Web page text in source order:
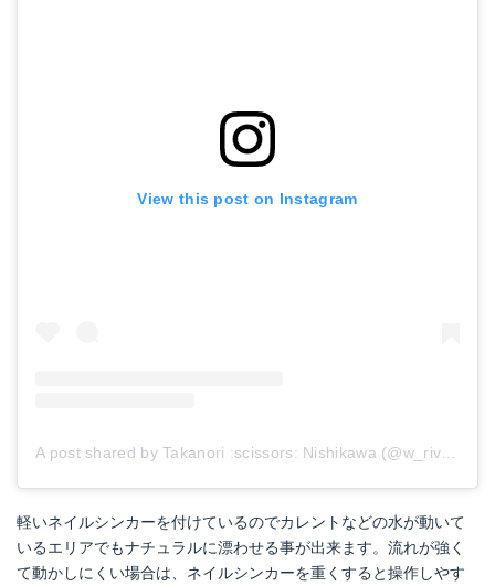
View this post on Instagram
A post shared by Takanori :scissors:︎ Nishikawa (@w_riverxx)
軽いネイルシンカーを付けているのでカレントなどの水が動いて
いるエリアでもナチュラルに漂わせる事が出来ます。流れが強く
て動かしにくい場合は、ネイルシンカーを重くすると操作しやす